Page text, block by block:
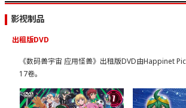
影视制品
出租版DVD
《数码兽宇宙 应用怪兽》出租版DVD由Happinet
17卷。